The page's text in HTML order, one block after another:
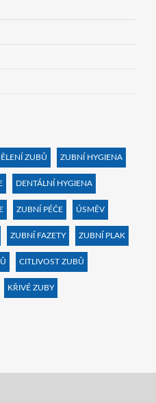
ZUBŮ ZUBNÍ HYGIENA
DENTÁLNÍ HYGIENA
ZUBNÍ PÉČE ÚSMĚV
ZUBNÍ FAZETY ZUBNÍ PLAK
CITLIVOST ZUBŮ
KŘIVÉ ZUBY